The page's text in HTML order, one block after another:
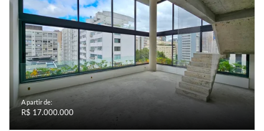
A partir de:
R$ 17.000.000